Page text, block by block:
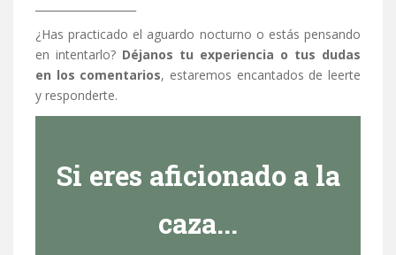
¿Has practicado el aguardo nocturno o estás pensando
en intentarlo? Déjanos tu experiencia o tus dudas
en los comentarios, estaremos encantados de leerte
y responderte.
Si eres aficionado a la
caza...